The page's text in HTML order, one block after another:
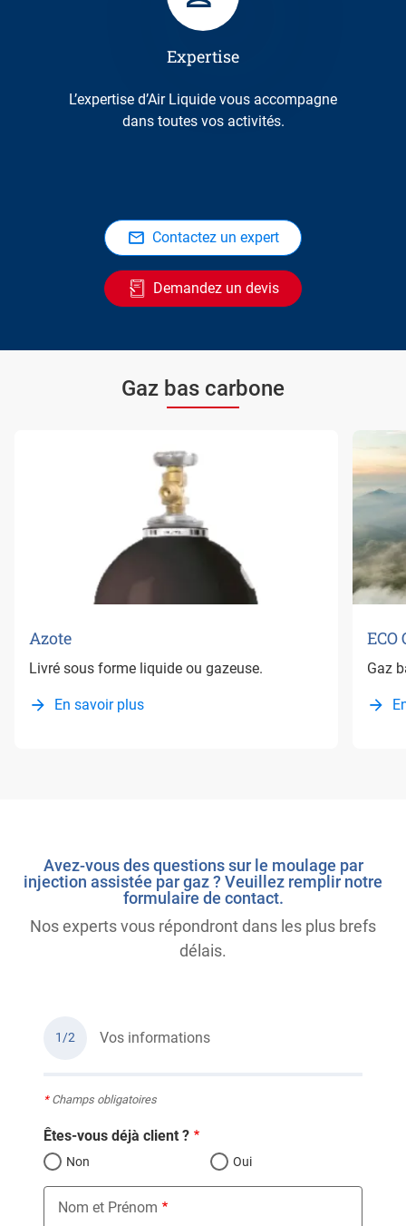
Expertise
L’expertise d’Air Liquide vous accompagne
dans toutes vos activités.
Contactez un expert
Demandez un devis
Gaz bas carbone
Azote
Livré sous forme liquide ou gazeuse.
En savoir plus
ECO
Gaz
Avez-vous des questions sur le moulage par
injection assistée par gaz ? Veuillez remplir notre
formulaire de contact.
Nos experts vous répondront dans les plus brefs
délais.
1/2 Vos informations
*Champs obligatoires
Êtes-vous déjà client ?
Non Oui
Nom et Prénom